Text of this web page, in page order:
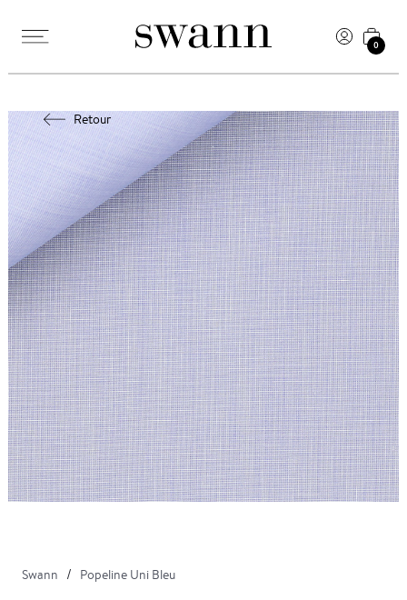
0
Retour
Swann Popeline Uni Bleu